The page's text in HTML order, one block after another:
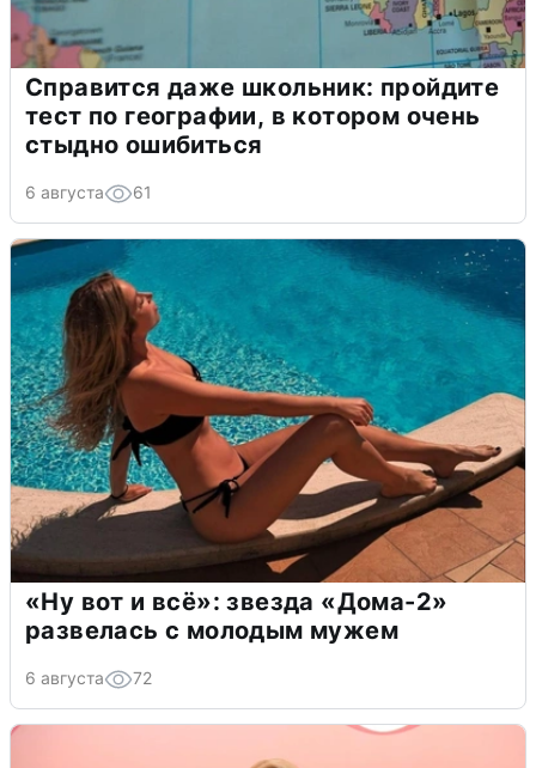
Справится даже школьник: пройдите
тест по географии, в котором очень
стыдно ошибиться
6 августа 61
«Ну вот и всё»: звезда «Дома-2»
развелась с молодым мужем
6 августа 72